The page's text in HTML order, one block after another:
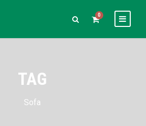
0
TAG
Sofa